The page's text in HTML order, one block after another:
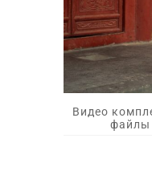
Видео
файлы